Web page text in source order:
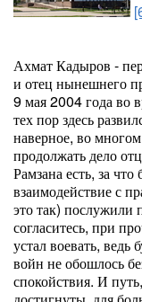
Ахмат Кадыров -
и отец нынешнего
9 мая 2004 года во
тех пор здесь
наверное, во
продолжать дело
Рамзана есть, за
взаимодействие с
это так)
согласитесь, при
устал воевать, ведь
войн не обошлось
спокойствия. И